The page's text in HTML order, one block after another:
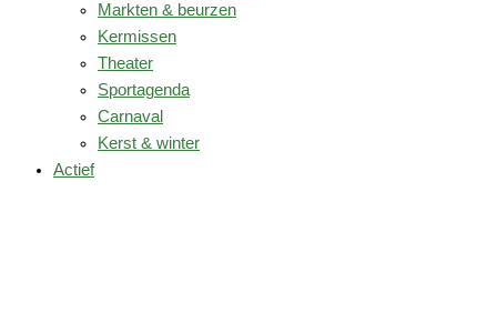
Markten & beurzen
Kermissen
Theater
Sportagenda
Carnaval
Kerst & winter
Actief